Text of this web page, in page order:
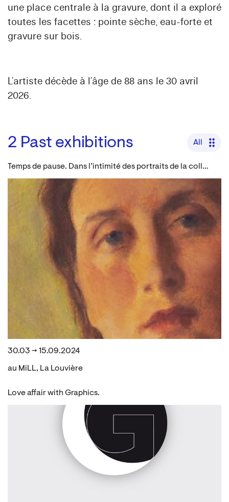
une place centrale à la gravure, dont il a exploré
toutes les facettes : pointe sèche, eau-forte et
gravure sur bois.
L’artiste décède à l’âge de 88 ans le 30 avril
2026.
2 Past exhibitions All
Temps de pause. Dans l’intimité des portraits de la collection louviéroise
30.03 → 15.09.2024
au MiLL, La Louvière
Love affair with Graphics.